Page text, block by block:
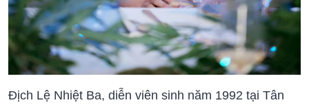
Địch Lệ Nhiệt Ba, diễn viên sinh năm 1992 tại Tân